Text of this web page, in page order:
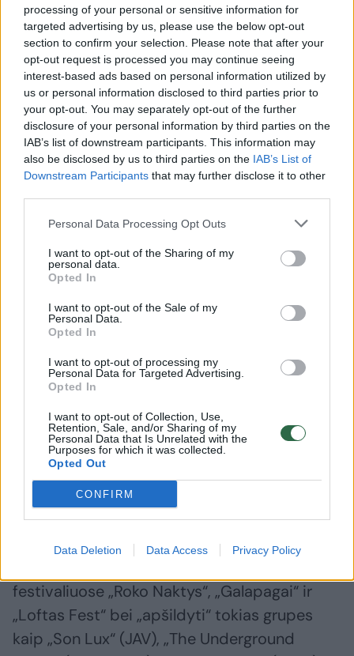
processing of your personal or sensitive information for
targeted advertising by us, please use the below opt-out
section to confirm your selection. Please note that after your
opt-out request is processed you may continue seeing
interest-based ads based on personal information utilized by
us or personal information disclosed to third parties prior to
your opt-out. You may separately opt-out of the further
disclosure of your personal information by third parties on the
IAB’s list of downstream participants. This information may
also be disclosed by us to third parties on the IAB’s List of
Downstream Participants that may further disclose it to other
Personal Data Processing Opt Outs
I want to opt-out of the Sharing of my
personal data.
Opted In
I want to opt-out of the Sale of my
Personal Data.
Opted In
I want to opt-out of processing my
Personal Data for Targeted Advertising.
Opted In
I want to opt-out of Collection, Use,
Retention, Sale, and/or Sharing of my
Personal Data that Is Unrelated with the
Purposes for which it was collected.
Opted Out
CONFIRM
Data Deletion Data Access Privacy Policy
„Vilnius
Temperature“
klipe –
ypatinga
grupės
„ba.“
premjera
Susiję straipsniai
„Vilnius
Temperature“
Lukiškių
aikštėje
įamžino
islandę
Soley
festivaliuose „Roko Naktys“, „Galapagai“ ir
„Loftas Fest“ bei „apšildyti“ tokias grupes
kaip „Son Lux“ (JAV), „The Underground